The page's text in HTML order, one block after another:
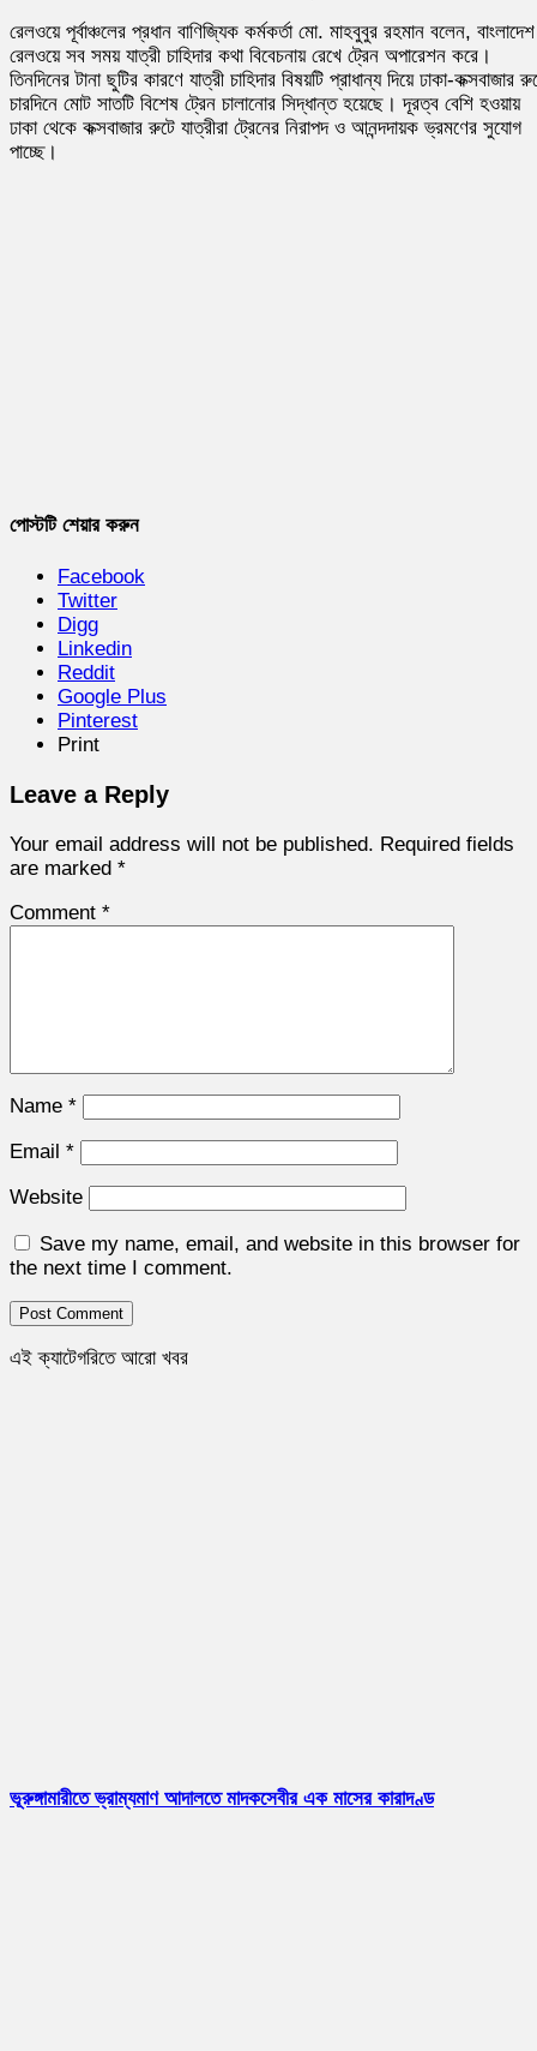
রেলওয়ে পূর্বাঞ্চলের প্রধান বাণিজ্যিক কর্মকর্তা মো. মাহবুবুর রহমান বলেন, বাংলাদেশ
রেলওয়ে সব সময় যাত্রী চাহিদার কথা বিবেচনায় রেখে ট্রেন অপারেশন করে।
তিনদিনের টানা ছুটির কারণে যাত্রী চাহিদার বিষয়টি প্রাধান্য দিয়ে ঢাকা-কক্সবাজার
চারদিনে মোট সাতটি বিশেষ ট্রেন চালানোর সিদ্ধান্ত হয়েছে। দূরত্ব বেশি হওয়ায়
ঢাকা থেকে কক্সবাজার রুটে যাত্রীরা ট্রেনের নিরাপদ ও আনন্দদায়ক ভ্রমণের সুযোগ
পাচ্ছে।
পোস্টটি শেয়ার করুন
Facebook
Twitter
Digg
Linkedin
Reddit
Google Plus
Pinterest
Print
Leave a Reply
Your email address will not be published. Required fields
are marked *
Comment *
Name *
Email *
Website
Save my name, email, and website in this browser for
the next time I comment.
এই ক্যাটেগরিতে আরো খবর
ভূরুঙ্গামারীতে ভ্রাম্যমাণ আদালতে মাদকসেবীর এক মাসের কারাদণ্ড